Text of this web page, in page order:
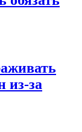
из-за